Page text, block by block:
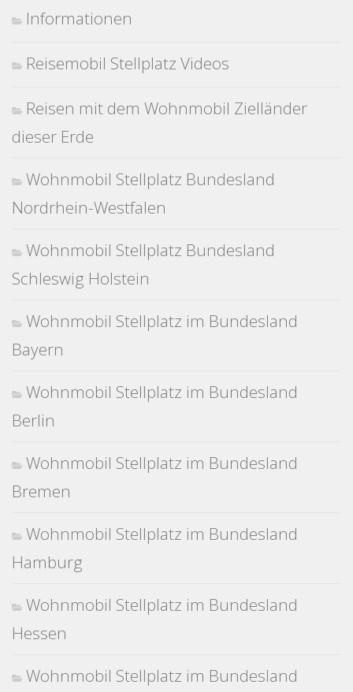
Informationen
Reisemobil Stellplatz Videos
Reisen mit dem Wohnmobil Zielländer
dieser Erde
Wohnmobil Stellplatz Bundesland
Nordrhein-Westfalen
Wohnmobil Stellplatz Bundesland
Schleswig Holstein
Wohnmobil Stellplatz im Bundesland
Bayern
Wohnmobil Stellplatz im Bundesland
Berlin
Wohnmobil Stellplatz im Bundesland
Bremen
Wohnmobil Stellplatz im Bundesland
Hamburg
Wohnmobil Stellplatz im Bundesland
Hessen
Wohnmobil Stellplatz im Bundesland